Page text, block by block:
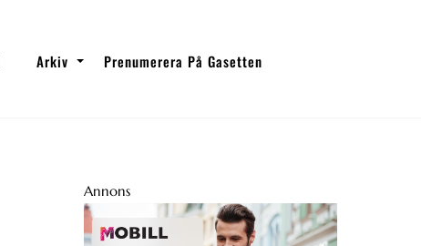
Arkiv Prenumerera På Gasetten
Annons